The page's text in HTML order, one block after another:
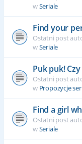
wSeriale
Find your
Ostatni post
wSeriale
Puk puk!
Ostatni post
w Propozycje
Find a girl
Ostatni post
wSeriale